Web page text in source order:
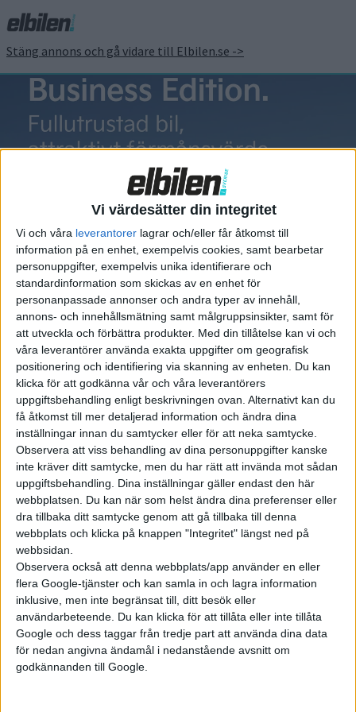
Vi värdesätter din integritet
Vi och våra leverantorer lagrar och/eller får åtkomst till
information på en enhet, exempelvis cookies, samt bearbetar
personuppgifter, exempelvis unika identifierare och
standardinformation som skickas av en enhet för
personanpassade annonser och andra typer av innehåll,
annons- och innehållsmätning samt målgruppsinsikter, samt för
att utveckla och förbättra produkter. Med din tillåtelse kan vi och
våra leverantörer använda exakta uppgifter om geografisk
positionering och identifiering via skanning av enheten. Du kan
klicka för att godkänna vår och våra leverantörers
uppgiftsbehandling enligt beskrivningen ovan. Alternativt kan du
få åtkomst till mer detaljerad information och ändra dina
inställningar innan du samtycker eller för att neka samtycke.
Observera att viss behandling av dina personuppgifter kanske
inte kräver ditt samtycke, men du har rätt att invända mot sådan
uppgiftsbehandling. Dina inställningar gäller endast den här
webbplatsen. Du kan när som helst ändra dina preferenser eller
dra tillbaka ditt samtycke genom att gå tillbaka till denna
webbplats och klicka på knappen "Integritet" längst ned på
webbsidan.
Observera också att denna webbplats/app använder en eller
flera Google-tjänster och kan samla in och lagra information
inklusive, men inte begränsat till, ditt besök eller
användarbeteende. Du kan klicka för att tillåta eller inte tillåta
Google och dess taggar från tredje part att använda dina data
för nedan angivna ändamål i nedanstående avsnitt om
godkännanden till Google.
Stäng annons och gå vidare till Elbilen.se ->
ID Buzz
Mest lästa
7 aug 2026
Studie: Förbränningsbilar borde skrotas direkt
5 aug 2026
Uppgift: då kommer Volvos nya eldrivna volymmodell EX50
7 aug 2026
EU-plan: V2G-krav ska göra elbilar till del av energisystemet
6 aug 2026
Säljstart för instegsversionen av ID. Polo
6 aug 2026
Nu även Byd – då vill jätten tillverka solid state-batterier
Elbilens nyhetsbrev
Håll dig uppdaterad om de senaste nyheterna!
Prenumerera